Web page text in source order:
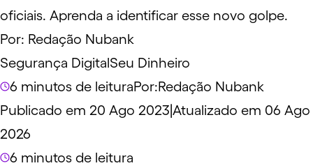
oficiais. Aprenda a identificar esse novo golpe.
Por: Redação Nubank
Segurança DigitalSeu Dinheiro
6 minutos de leituraPor:Redação Nubank
Publicado em 20 Ago 2023 Atualizado em 06 Ago
2026
6 minutos de leitura